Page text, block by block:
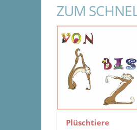
ZUM
Plüschtiere